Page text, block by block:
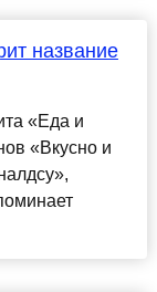
название
«Еда и
«Вкусно и